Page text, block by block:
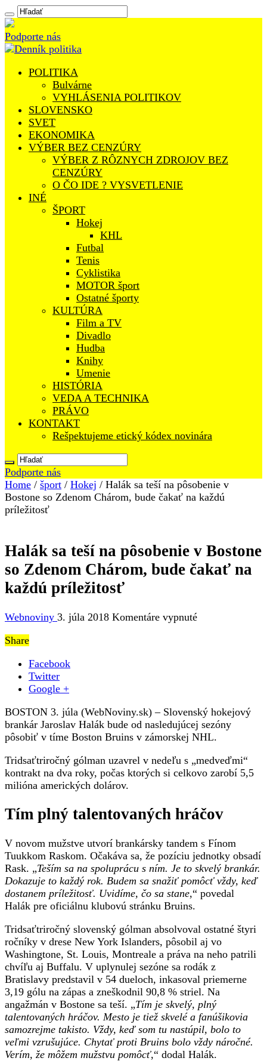
Podporte nás
POLITIKA
Bulvárne
VYHLÁSENIA POLITIKOV
SLOVENSKO
SVET
EKONOMIKA
VÝBER BEZ CENZÚRY
VÝBER Z RÔZNYCH ZDROJOV BEZ
CENZÚRY
O ČO IDE ? VYSVETLENIE
INÉ
ŠPORT
Hokej
KHL
Futbal
Tenis
Cyklistika
MOTOR šport
Ostatné športy
KULTÚRA
Film a TV
Divadlo
Hudba
Knihy
Umenie
HISTÓRIA
VEDA A TECHNIKA
PRÁVO
KONTAKT
Rešpektujeme etický kódex novinára
Podporte nás
Home / šport / Hokej / Halák sa teší na pôsobenie v
Bostone so Zdenom Chárom, bude čakať na každú
príležitosť
Halák sa teší na pôsobenie v Bostone
so Zdenom Chárom, bude čakať na
každú príležitosť
Webnoviny 3. júla 2018 Komentáre vypnuténa
so
Zdenom
Chárom,
bude
čakať
na
Share
Facebook
Twitter
Google +
BOSTON 3. júla (WebNoviny.sk) – Slovenský hokejový
brankár Jaroslav Halák bude od nasledujúcej sezóny
pôsobiť v tíme Boston Bruins v zámorskej NHL.
Tridsaťtriročný gólman uzavrel v nedeľu s „medveďmi“
kontrakt na dva roky, počas ktorých si celkovo zarobí 5,5
milióna amerických dolárov.
Tím plný talentovaných hráčov
V novom mužstve utvorí brankársky tandem s Fínom
Tuukkom Raskom. Očakáva sa, že pozíciu jednotky obsadí
Rask. „Teším sa na spoluprácu s ním. Je to skvelý brankár.
Dokazuje to každý rok. Budem sa snažiť pomôcť vždy, keď
dostanem príležitosť. Uvidíme, čo sa stane,“ povedal
Halák pre oficiálnu klubovú stránku Bruins.
Tridsaťtriročný slovenský gólman absolvoval ostatné štyri
ročníky v drese New York Islanders, pôsobil aj vo
Washingtone, St. Louis, Montreale a práva na neho patrili
chvíľu aj Buffalu. V uplynulej sezóne sa rodák z
Bratislavy predstavil v 54 dueloch, inkasoval priemerne
3,19 gólu na zápas a zneškodnil 90,8 % striel. Na
angažmán v Bostone sa teší. „Tím je skvelý, plný
talentovaných hráčov. Mesto je tiež skvelé a fanúšikovia
samozrejme takisto. Vždy, keď som tu nastúpil, bolo to
veľmi vzrušujúce. Chytať proti Bruins bolo vždy náročné.
Verím, že môžem mužstvu pomôcť,“ dodal Halák.